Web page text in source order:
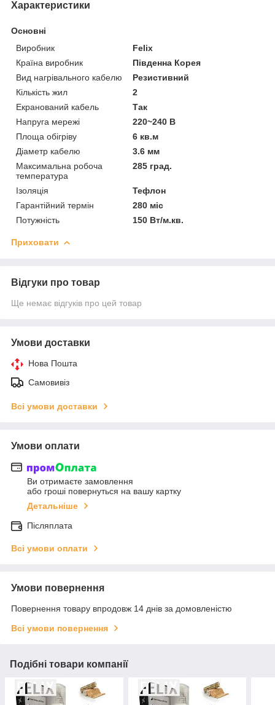
Характеристики
Основні
Виробник
Felix
Країна виробник
Південна Корея
Вид нагрівального кабелю
Резистивний
Кількість жил
2
Екранований кабель
Так
Напруга мережі
220~240 В
Площа обігріву
6 кв.м
Діаметр кабелю
3.6 мм
Максимальна робоча
температура
285 град.
Ізоляція
Тефлон
Гарантійний термін
280 міс
Потужність
150 Вт/м.кв.
Приховати
Відгуки про товар
Ще немає відгуків про цей товар
Умови доставки
Нова Пошта
Самовивіз
Всі умови доставки
Умови оплати
Ви отримаєте замовлення
або гроші повернуться на вашу картку
Детальніше
Післяплата
Всі умови оплати
Умови повернення
Повернення товару впродовж 14 днів за домовленістю
Всі умови повернення
Подібні товари компанії